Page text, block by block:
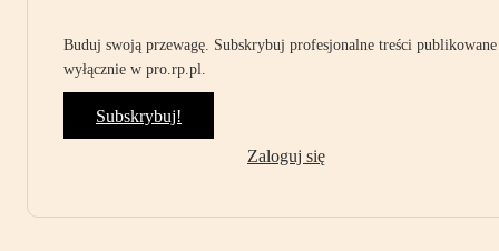
Buduj swoją przewagę. Subskrybuj profesjonalne treści publikowane
wyłącznie w pro.rp.pl.
Subskrybuj!
Zaloguj się